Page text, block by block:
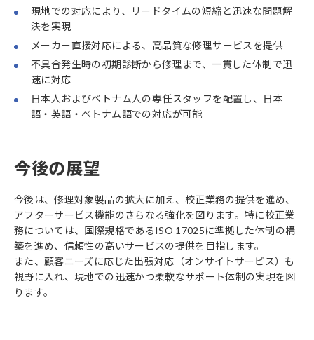
現地での対応により、リードタイムの短縮と迅速な問題解
決を実現
メーカー直接対応による、高品質な修理サービスを提供
不具合発生時の初期診断から修理まで、一貫した体制で迅
速に対応
日本人およびベトナム人の専任スタッフを配置し、日本
語・英語・ベトナム語での対応が可能
今後の展望
今後は、修理対象製品の拡大に加え、校正業務の提供を進め、
アフターサービス機能のさらなる強化を図ります。特に校正業
務については、国際規格であるISO 17025に準拠した体制の構
築を進め、信頼性の高いサービスの提供を目指します。
また、顧客ニーズに応じた出張対応（オンサイトサービス）も
視野に入れ、現地での迅速かつ柔軟なサポート体制の実現を図
ります。